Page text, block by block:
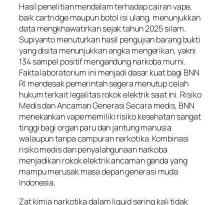
Hasil penelitian mendalam terhadap cairan vape,
baik cartridge maupun botol isi ulang, menunjukkan
data mengkhawatirkan sejak tahun 2025 silam.
Supiyanto menuturkan hasil pengujian barang bukti
yang disita menunjukkan angka mengerikan, yakni
134 sampel positif mengandung narkoba murni.
Fakta laboratorium ini menjadi dasar kuat bagi BNN
RI mendesak pemerintah segera menutup celah
hukum terkait legalitas rokok elektrik saat ini. Risiko
Medis dan Ancaman Generasi Secara medis, BNN
menekankan vape memiliki risiko kesehatan sangat
tinggi bagi organ paru dan jantung manusia
walaupun tanpa campuran narkotika. Kombinasi
risiko medis dan penyalahgunaan narkoba
menjadikan rokok elektrik ancaman ganda yang
mampu merusak masa depan generasi muda
Indonesia.
Zat kimia narkotika dalam liquid sering kali tidak